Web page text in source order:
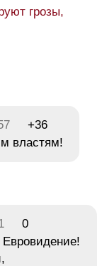
грозы,
+36
властям!
0
Евровидение!